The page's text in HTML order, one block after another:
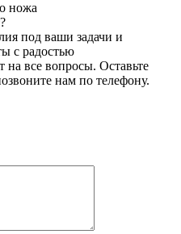
ножа
под ваши задачи и
с радостью
на все вопросы. Оставьте
нам по телефону.